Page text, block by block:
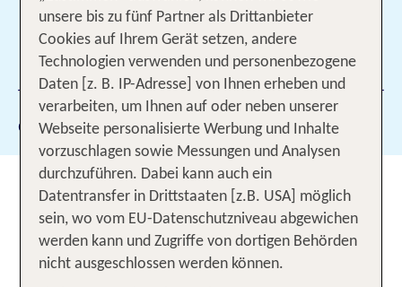
1 Filter hinzugefügt
Gewählte Filter: Khao Lak
Khao Lak erleben - Strände,
Tempel, Märkte
Der Ort Khao Lak liegt an der Westküste von
unsere bis zu fünf Partner als Drittanbieter
Cookies auf Ihrem Gerät setzen, andere
Technologien verwenden und personenbezogene
Daten [z. B. IP-Adresse] von Ihnen erheben und
verarbeiten, um Ihnen auf oder neben unserer
Webseite personalisierte Werbung und Inhalte
vorzuschlagen sowie Messungen und Analysen
durchzuführen. Dabei kann auch ein
Datentransfer in Drittstaaten [z.B. USA] möglich
sein, wo vom EU-Datenschutzniveau abgewichen
werden kann und Zugriffe von dortigen Behörden
nicht ausgeschlossen werden können.